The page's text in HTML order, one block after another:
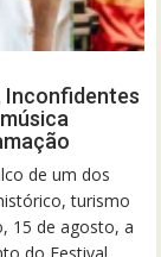
Inconfidentes
de um dos
turismo
15 de agosto, a